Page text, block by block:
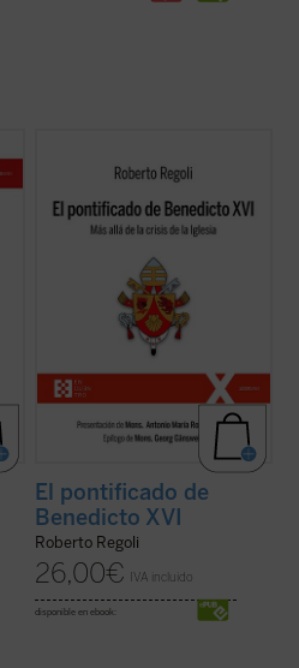
amplia mirada de conjunto sólidamente
Ratzinger como papa, a la vez que señala
algunas claves interpretativas que ...(ver
El pontificado de
Benedicto XVI
Roberto Regoli
26,00€ IVA incluido
disponible en ebook: